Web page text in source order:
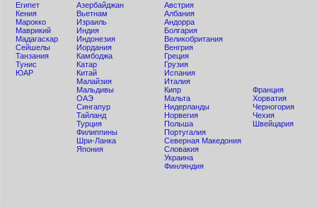
Египет
Кения
Мaрокко
Маврикий
Мадагаскар
Сейшелы
Танзания
Тунис
ЮАР
Азербайджан
Вьетнам
Израиль
Индия
Индонезия
Иордания
Камбоджа
Катар
Китай
Малайзия
Мальдивы
ОАЭ
Сингапур
Тайланд
Турция
Филиппины
Шри-Ланка
Япония
Австрия
Албания
Андорра
Болгария
Великобритания
Венгрия
Греция
Грузия
Испания
Италия
Кипр
Мальта
Нидерланды
Норвегия
Польша
Португалия
Северная Македония
Словакия
Украина
Финляндия
Франция
Хорватия
Черногория
Чехия
Швейцария